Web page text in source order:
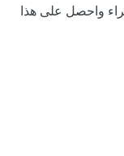
واحصل على هذا